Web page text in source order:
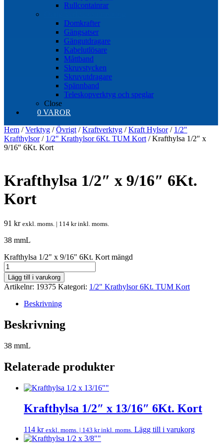
Rullcontainrar
Domkrafter
Gängsatser
Gängutdragare
Kabelutlösare
Måttband
Skruvstycken
Skruvutdragare
Spännband
Teleskopverktyg och speglar
Close
0 VAROR
Hem /Verktyg /Övrigt /Kraftverktyg /Kraft Hylsor/ 1/2"
Krafthylsor/ 1/2" Krathylsor 6Kt. TUM Kort / Krafthylsa 1/2″ x
9/16″ 6Kt. Kort
Krafthylsa 1/2″ x 9/16″ 6Kt.
Kort
91 kr exkl. moms. | 114 krinkl. moms.
38 mmL
Krafthylsa 1/2" x 9/16" 6Kt. Kort mängd
Lägg till i varukorg
Artikelnr: 19375 Kategori: 1/2" Krathylsor 6Kt. TUM Kort
Beskrivning
Beskrivning
38 mmL
Relaterade produkter
Krafthylsa 1/2″ x 13/16″ 6Kt. Kort
114 kr exkl. moms. | 143 krinkl. moms. Lägg till i varukorg